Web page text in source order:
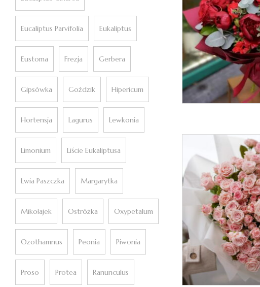
Eucaliptus Parvifolia Eukaliptus
Eustoma Frezja Gerbera
Gipsówka Goździk Hipericum
Hortensja Lagurus Lewkonia
Limonium Liście Eukaliptusa
Lwia Paszczka Margarytka
Mikołajek Ostróżka Oxypetalum
Ozothamnus Peonia Piwonia
Proso Protea Ranunculus